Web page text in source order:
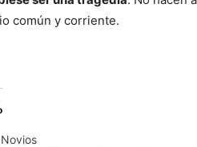
común y corriente.